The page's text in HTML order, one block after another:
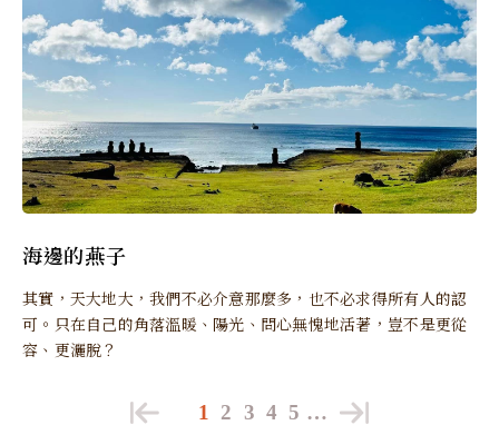
海邊的燕子
其實，天大地大，我們不必介意那麼多，也不必求得所有人的認
可。只在自己的角落溫暖、陽光、問心無愧地活著，豈不是更從
容、更灑脫？
1 2 3 4 5 …